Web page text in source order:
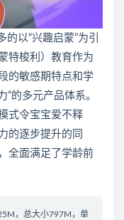
以“兴趣启蒙”为引
特梭利）教育作为
的敏感期特点和学
”的多元产品体系。
式令宝宝爱不释
的逐步提升的同
全面满足了学龄前
，总大小797M，单